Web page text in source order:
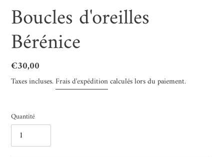
Boucles d'oreilles
Bérénice
Prix
normal
€30,00
Taxes incluses.Frais d'expéditioncalculés lors du paiement.
Quantité